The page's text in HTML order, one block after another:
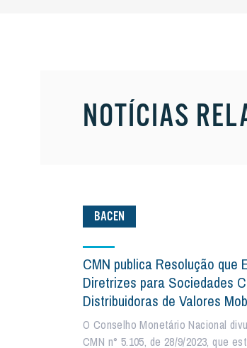
NOTÍCIAS
BACEN
CMN publica Resolução que
Diretrizes para Sociedades
Distribuidoras de Valores
O Conselho Monetário Nacional
CMN n° 5.105, de 28/9/2023, que